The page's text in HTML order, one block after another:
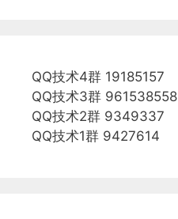
QQ技术4群 19185157
QQ技术3群 961538558
QQ技术2群 9349337
QQ技术1群 9427614